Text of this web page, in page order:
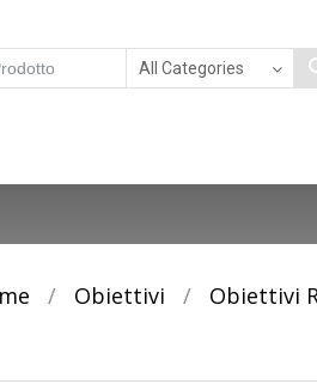
/ Obiettivi / Obiettivi